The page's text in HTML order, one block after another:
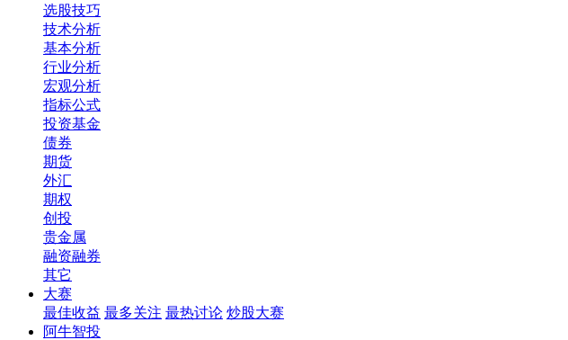
选股技巧
技术分析
基本分析
行业分析
宏观分析
指标公式
投资基金
债券
期货
外汇
期权
创投
贵金属
融资融券
其它
大赛
最佳收益 最多关注 最热讨论 炒股大赛
阿牛智投